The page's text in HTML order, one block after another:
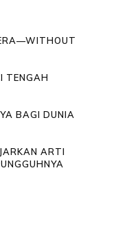
TENGAH
BAGI DUNIA
ARTI